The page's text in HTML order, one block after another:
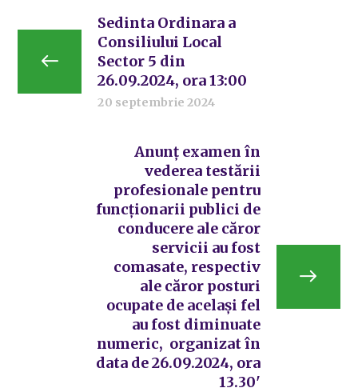
Sedinta Ordinara a
Consiliului Local
Sector 5 din
26.09.2024, ora 13:00
20 septembrie 2024
Anunț examen în
vederea testării
profesionale pentru
funcționarii publici de
conducere ale căror
servicii au fost
comasate, respectiv
ale căror posturi
ocupate de același fel
au fost diminuate
numeric, organizat în
data de 26.09.2024, ora
13.30'